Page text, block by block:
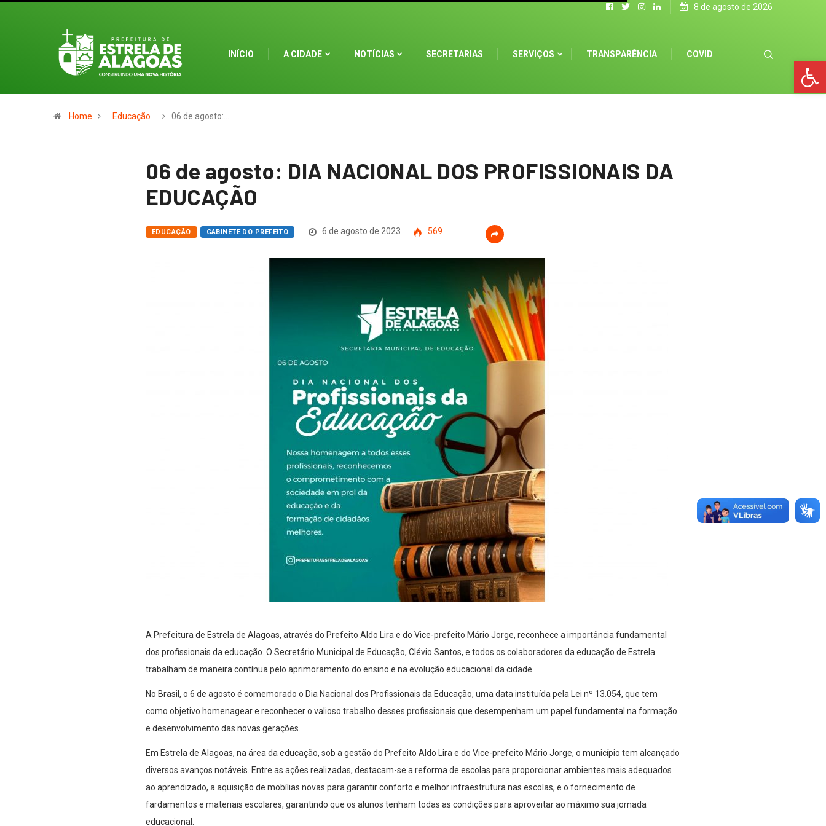
8 de agosto de 2026
INÍCIO A CIDADE NOTÍCIAS SECRETARIAS SERVIÇOS TRANSPARÊNCIA COVID
Home Educação 06 de agosto:…
06 de agosto: DIA NACIONAL DOS PROFISSIONAIS DA
EDUCAÇÃO
EDUCAÇÃO GABINETE DO PREFEITO 6 de agosto de 2023 569
A Prefeitura de Estrela de Alagoas, através do Prefeito Aldo Lira e do Vice-prefeito Mário Jorge, reconhece a importância fundamental
dos profissionais da educação. O Secretário Municipal de Educação, Clévio Santos, e todos os colaboradores da educação de Estrela
trabalham de maneira contínua pelo aprimoramento do ensino e na evolução educacional da cidade.
No Brasil, o 6 de agosto é comemorado o Dia Nacional dos Profissionais da Educação, uma data instituída pela Lei nº 13.054, que tem
como objetivo homenagear e reconhecer o valioso trabalho desses profissionais que desempenham um papel fundamental na formação
e desenvolvimento das novas gerações.
Em Estrela de Alagoas, na área da educação, sob a gestão do Prefeito Aldo Lira e do Vice-prefeito Mário Jorge, o município tem alcançado
diversos avanços notáveis. Entre as ações realizadas, destacam-se a reforma de escolas para proporcionar ambientes mais adequados
ao aprendizado, a aquisição de mobílias novas para garantir conforto e melhor infraestrutura nas escolas, e o fornecimento de
fardamentos e materiais escolares, garantindo que os alunos tenham todas as condições para aproveitar ao máximo sua jornada
educacional.